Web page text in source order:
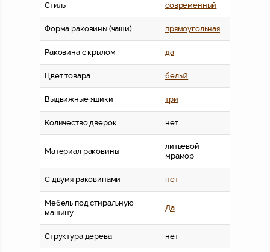
Стиль современный
Форма раковины (чаши) прямоугольная
Раковина с крылом да
Цвет товара белый
Выдвижные ящики три
Количество дверок нет
Материал раковины
литьевой
мрамор
С двумя раковинами нет
Мебель под стиральную
машину
Да
Структура дерева нет